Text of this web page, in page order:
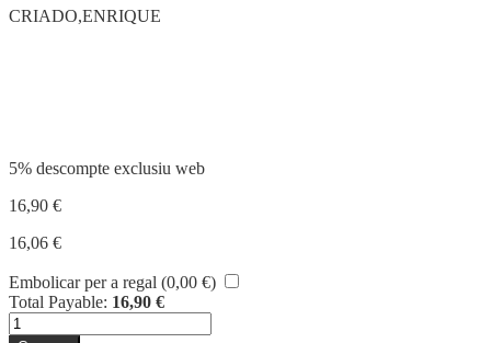
CRIADO,ENRIQUE
5% descompte exclusiu web
16,90 €
16,06 €
Embolicar per a regal (0,00 €)
Total Payable: 16,90 €
quantitat